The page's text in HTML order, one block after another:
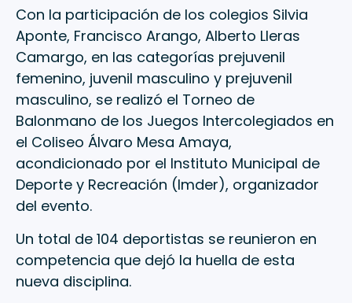
Con la participación de los colegios Silvia
Aponte, Francisco Arango, Alberto Lleras
Camargo, en las categorías prejuvenil
femenino, juvenil masculino y prejuvenil
masculino, se realizó el Torneo de
Balonmano de los Juegos Intercolegiados en
el Coliseo Álvaro Mesa Amaya,
acondicionado por el Instituto Municipal de
Deporte y Recreación (Imder), organizador
del evento.
Un total de 104 deportistas se reunieron en
competencia que dejó la huella de esta
nueva disciplina.